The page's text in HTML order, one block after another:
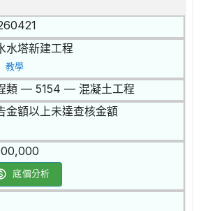
水塔新建工程
教學
類 — 5154 — 混凝土工程
金額以上未達查核金額
底價分析